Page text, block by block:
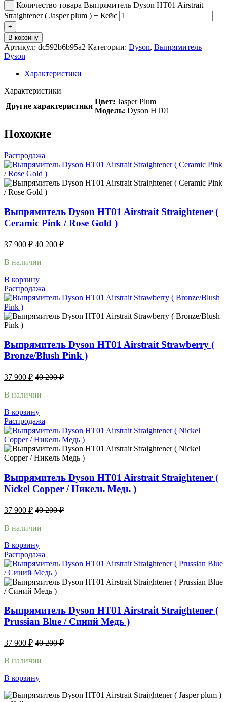
Количество товара Выпрямитель Dyson HT01 Airstrait
Straightener ( Jasper plum ) + Кейс
В корзину
Артикул: dc592b6b95a2 Категории: Dyson, Выпрямитель
Dyson
Характеристики
Характеристики
Другие характеристики
Цвет: Jasper Plum
Модель: Dyson HT01
Похожие
Распродажа
Выпрямитель Dyson HT01 Airstrait Straightener (
Ceramic Pink / Rose Gold )
37 900 ₽ 40 200₽
В наличии
В корзину
Распродажа
Выпрямитель Dyson HT01 Airstrait Strawberry (
Bronze/Blush Pink )
37 900 ₽ 40 200₽
В наличии
В корзину
Распродажа
Выпрямитель Dyson HT01 Airstrait Straightener (
Nickel Copper / Никель Медь )
37 900 ₽ 40 200₽
В наличии
В корзину
Распродажа
Выпрямитель Dyson HT01 Airstrait Straightener (
Prussian Blue / Синий Медь )
37 900 ₽ 40 200₽
В наличии
В корзину